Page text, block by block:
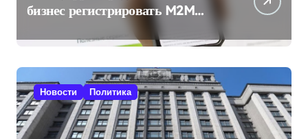
бизнес регистрировать M2M
Новости Политика